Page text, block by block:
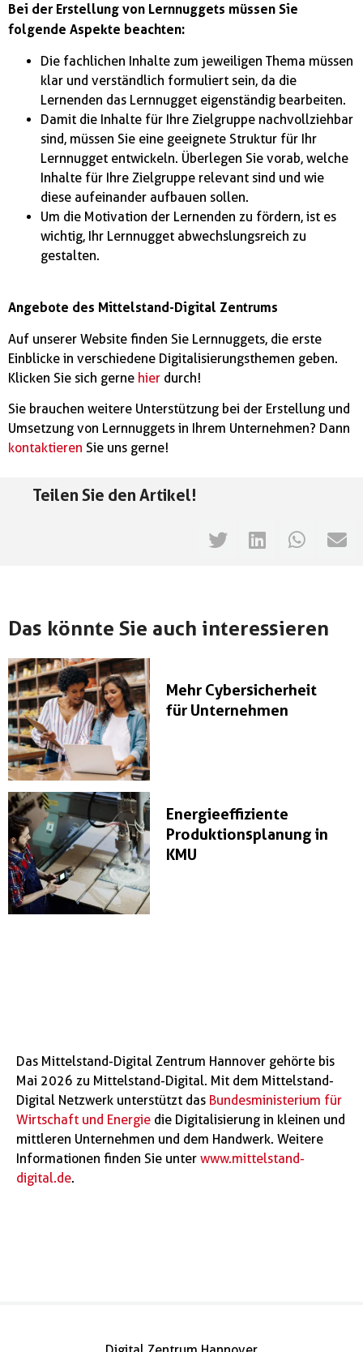
Bei der Erstellung von Lernnuggets müssen Sie
folgende Aspekte beachten:
Die fachlichen Inhalte zum jeweiligen Thema müssen
klar und verständlich formuliert sein, da die
Lernenden das Lernnugget eigenständig bearbeiten.
Damit die Inhalte für Ihre Zielgruppe nachvollziehbar
sind, müssen Sie eine geeignete Struktur für Ihr
Lernnugget entwickeln. Überlegen Sie vorab, welche
Inhalte für Ihre Zielgruppe relevant sind und wie
diese aufeinander aufbauen sollen.
Um die Motivation der Lernenden zu fördern, ist es
wichtig, Ihr Lernnugget abwechslungsreich zu
gestalten.
Angebote des Mittelstand-Digital Zentrums
Auf unserer Website finden Sie Lernnuggets, die erste
Einblicke in verschiedene Digitalisierungsthemen geben.
Klicken Sie sich gerne hier durch!
Sie brauchen weitere Unterstützung bei der Erstellung und
Umsetzung von Lernnuggets in Ihrem Unternehmen? Dann
kontaktieren Sie uns gerne!
Teilen Sie den Artikel!
Das könnte Sie auch interessieren
Mehr Cybersicherheit
für Unternehmen
Energieeffiziente
Produktionsplanung in
KMU
Das Mittelstand-Digital Zentrum Hannover gehörte bis
Mai 2026 zu Mittelstand-Digital. Mit dem Mittelstand-
Digital Netzwerk unterstützt das Bundesministerium für
Wirtschaft und Energie die Digitalisierung in kleinen und
mittleren Unternehmen und dem Handwerk. Weitere
Informationen finden Sie unter www.mittelstand-
digital.de.